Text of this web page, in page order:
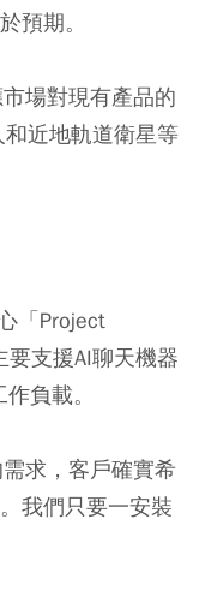
預期。
市場對現有產品的
近地軌道衛星等
「Project
支援AI聊天機器
負載。
求，客戶確實希
我們只要一安裝